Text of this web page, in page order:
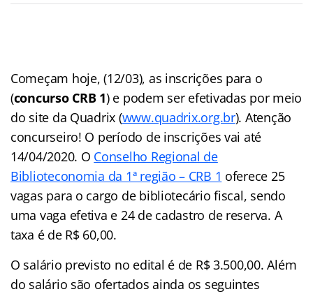
Começam hoje, (12/03), as inscrições para o
(concurso CRB 1) e podem ser efetivadas por meio
do site da Quadrix (www.quadrix.org.br). Atenção
concurseiro! O período de inscrições vai até
14/04/2020. O Conselho Regional de
Biblioteconomia da 1ª região – CRB 1 oferece 25
vagas para o cargo de bibliotecário fiscal, sendo
uma vaga efetiva e 24 de cadastro de reserva. A
taxa é de R$ 60,00.
O salário previsto no edital é de R$ 3.500,00. Além
do salário são ofertados ainda os seguintes